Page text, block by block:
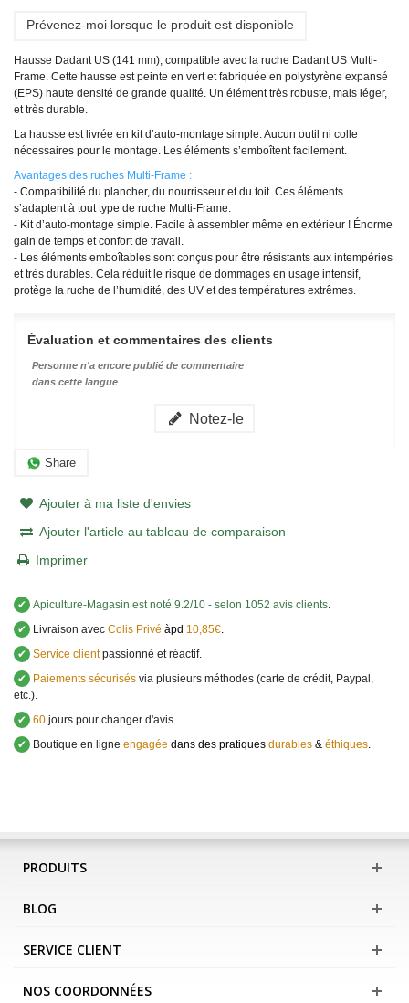
Prévenez-moi lorsque le produit est disponible
Hausse Dadant US (141 mm), compatible avec la ruche Dadant US Multi-
Frame. Cette hausse est peinte en vert et fabriquée en polystyrène expansé
(EPS) haute densité de grande qualité. Un élément très robuste, mais léger,
et très durable.
La hausse est livrée en kit d’auto‑montage simple. Aucun outil ni colle
nécessaires pour le montage. Les éléments s’emboîtent facilement.
Avantages des ruches Multi-Frame :
- Compatibilité du plancher, du nourrisseur et du toit. Ces éléments
s’adaptent à tout type de ruche Multi-Frame.
- Kit d’auto‑montage simple. Facile à assembler même en extérieur ! Énorme
gain de temps et confort de travail.
- Les éléments emboîtables sont conçus pour être résistants aux intempéries
et très durables. Cela réduit le risque de dommages en usage intensif,
protège la ruche de l’humidité, des UV et des températures extrêmes.
Évaluation et commentaires des clients
Personne n'a encore publié de commentaire
dans cette langue
Notez-le
Share
Ajouter à ma liste d'envies
Ajouter l'article au tableau de comparaison
Imprimer
✔ Apiculture-Magasin est noté 9.2/10 - selon 1052 avis clients.
✔
Livraison avec Colis Privé àpd 10,85€.
✔ Service clientpassionné et réactif.
✔
Paiements sécurisés via plusieurs méthodes (carte de crédit, Paypal,
etc.).
✔ 60 jours pour changer d'avis.
✔
Boutique en ligne engagée dans des pratiques durables & éthiques.
PRODUITS
BLOG
SERVICE CLIENT
NOS COORDONNÉES